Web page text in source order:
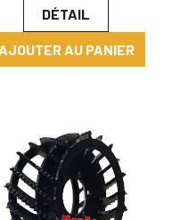
DÉTAIL
AU PANIER